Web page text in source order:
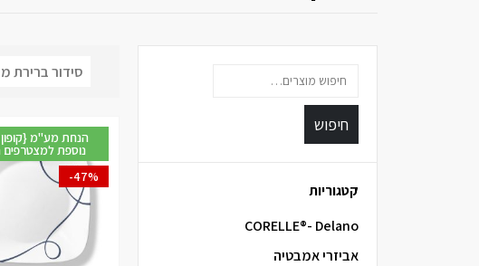
נוספת
-47%
חיפוש
קטגוריות
CORELLE®- Delano
אביזרי אמבטיה